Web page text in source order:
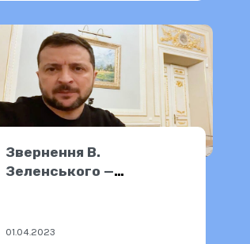
Звернення В.
Зеленського —
01.04.2023